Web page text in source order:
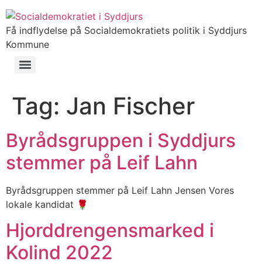
Få indflydelse på Socialdemokratiets politik i Syddjurs
Kommune
Tag: Jan Fischer
Byrådsgruppen i Syddjurs
stemmer på Leif Lahn
Byrådsgruppen stemmer på Leif Lahn Jensen Vores
lokale kandidat 🌹
Hjorddrengensmarked i
Kolind 2022